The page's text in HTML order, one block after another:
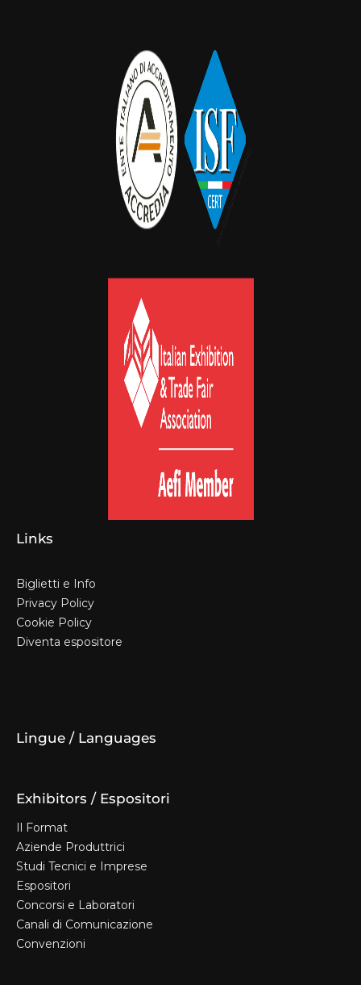
Links
Biglietti e Info
Privacy Policy
Cookie Policy
Diventa espositore
Lingue / Languages
Exhibitors / Espositori
Il Format
Aziende Produttrici
Studi Tecnici e Imprese
Espositori
Concorsi e Laboratori
Canali di Comunicazione
Convenzioni